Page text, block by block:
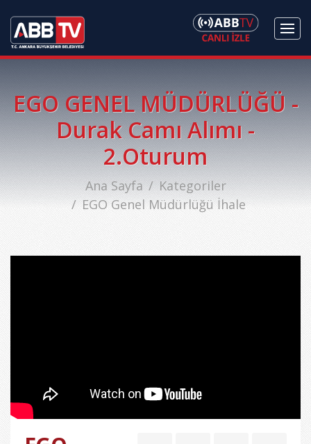
EGO GENEL MÜDÜRLÜĞÜ -
Durak Camı Alımı -
2.Oturum
Ana Sayfa
Kategoriler
EGO Genel Müdürlüğü İhale